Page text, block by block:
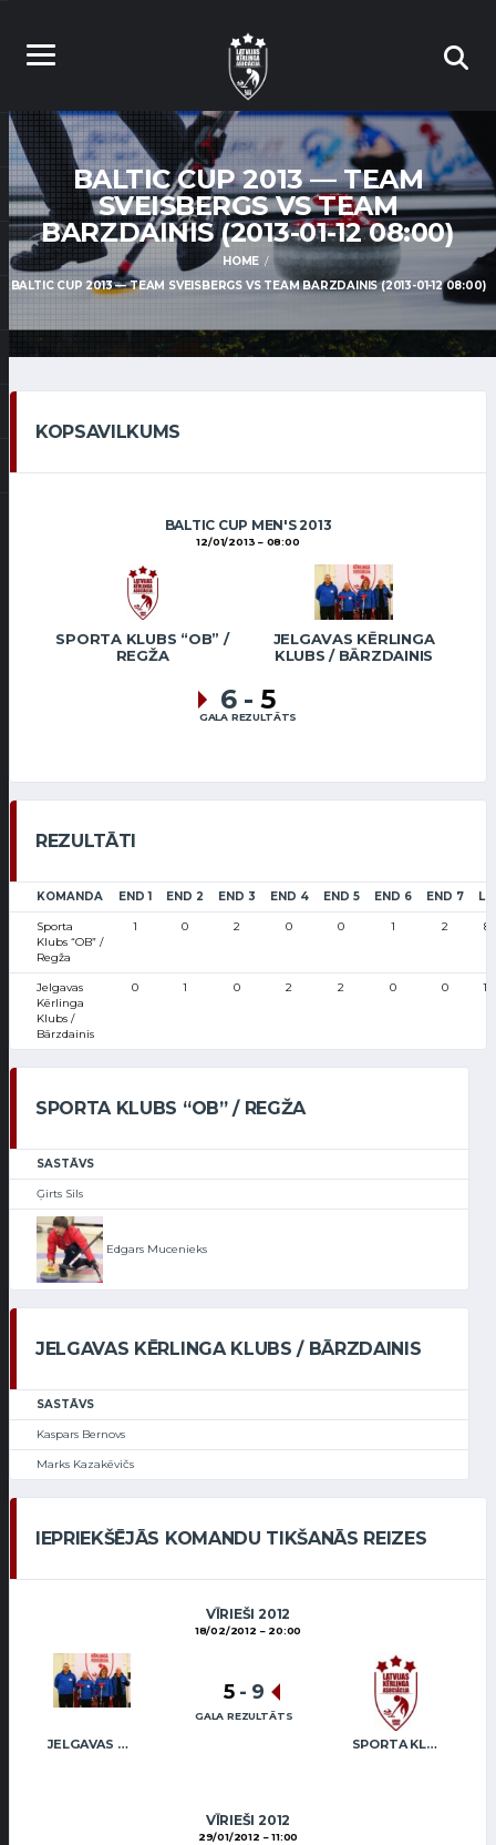
BALTIC CUP 2013 — TEAM
SVEISBERGS VS TEAM
BARZDAINIS (2013-01-12 08:00)
HOME
BALTIC CUP 2013 — TEAM SVEISBERGS VS TEAM BARZDAINIS (2013-01-12 08:00)
KOPSAVILKUMS
BALTIC CUP MEN'S 2013
12/01/2013 08:00
SPORTA KLUBS “OB” /
REGŽA
JELGAVAS KĒRLINGA
KLUBS / BĀRZDAINIS
6 - 5
GALA REZULTĀTS
REZULTĀTI
KOMANDA END 1 END 2 END 3 END 4 END 5 END 6 END 7
Sporta
Klubs “OB” /
Regža
1 0 2 0 0 1 2
Jelgavas
Kērlinga
Klubs /
Bārzdainis
0 1 0 2 2 0 0
SPORTA KLUBS “OB” / REGŽA
SASTĀVS
Ģirts Sils
Edgars Mucenieks
JELGAVAS KĒRLINGA KLUBS / BĀRZDAINIS
SASTĀVS
Kaspars Bernovs
Marks Kazakēvičs
IEPRIEKŠĒJĀS KOMANDU TIKŠANĀS REIZES
VĪRIEŠI 2012
18/02/2012 20:00
JELGAVAS KĒRLINGA KLUBS / BĀRZDAINIS SPORTA KLUBS “OB” / REGŽA
5 - 9
GALA REZULTĀTS
VĪRIEŠI 2012
29/01/2012 11:00